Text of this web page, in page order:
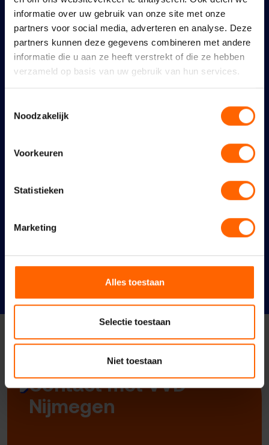
informatie over uw gebruik van onze site met onze
partners voor social media, adverteren en analyse. Deze
partners kunnen deze gegevens combineren met andere
informatie die u aan ze heeft verstrekt of die ze hebben
verzameld op basis van uw gebruik van hun services.
Noodzakelijk
Voorkeuren
Statistieken
Marketing
Alles toestaan
Selectie toestaan
Niet toestaan
Walraven
10 juli 2026
Nijmeegse VVD: links
coalitieakkoord maakt
Nijmegen nog duurder,
Nijmegen vraagt om meer
en zichtbaar onderhoud
en handhaving
21 juni 2026
Contact met VVD
Nijmegen